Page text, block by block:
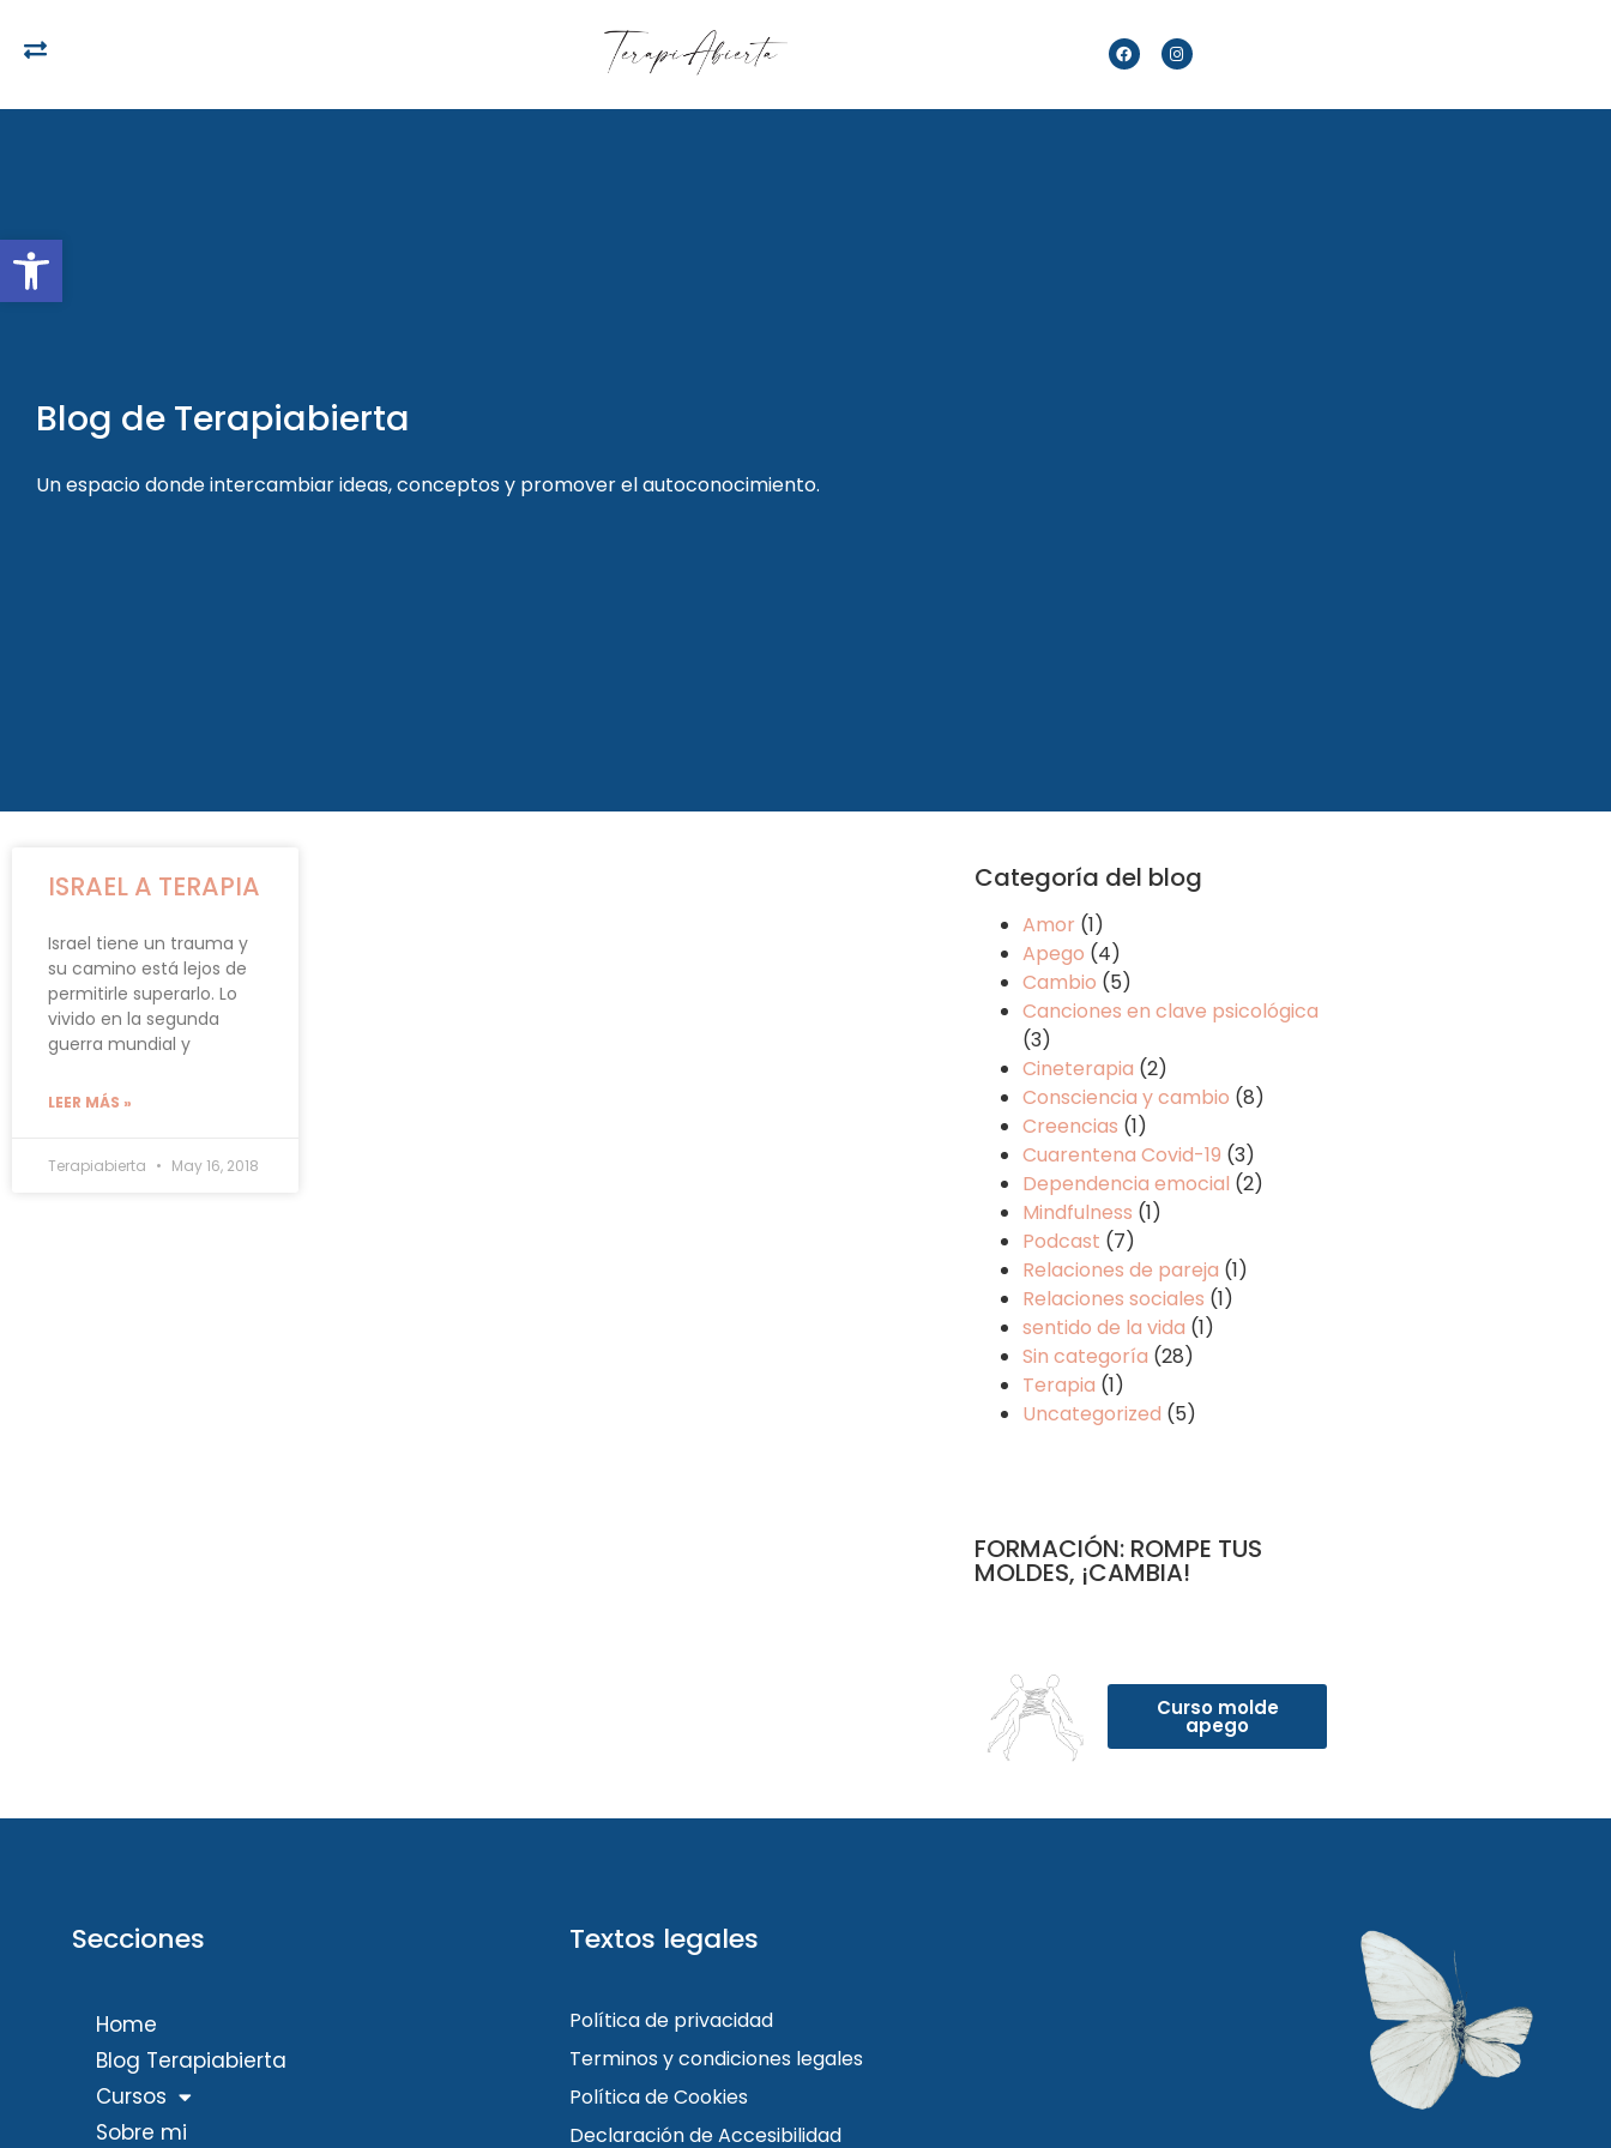
Open toolbar
Blog de Terapiabierta
Un espacio donde intercambiar ideas, conceptos y promover el autoconocimiento.
ISRAEL A TERAPIA
Israel tiene un trauma y
su camino está lejos de
permitirle superarlo. Lo
vivido en la segunda
guerra mundial y
LEER MÁS »
Terapiabierta May 16, 2018
Categoría del blog
Amor (1)
Apego (4)
Cambio (5)
Canciones en clave psicológica
(3)
Cineterapia (2)
Consciencia y cambio (8)
Creencias (1)
Cuarentena Covid-19 (3)
Dependencia emocial (2)
Mindfulness (1)
Podcast (7)
Relaciones de pareja (1)
Relaciones sociales (1)
sentido de la vida (1)
Sin categoría (28)
Terapia (1)
Uncategorized (5)
FORMACIÓN: ROMPE TUS
MOLDES, ¡CAMBIA!
Curso molde
apego
Secciones
Home
Blog Terapiabierta
Cursos
Sobre mi
Textos legales
Política de privacidad
Terminos y condiciones legales
Política de Cookies
Declaración de Accesibilidad